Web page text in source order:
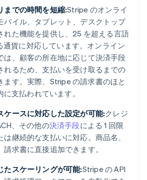
までの時間を短縮:Stripe のオンライ
バイル、タブレット、デスクトップ
れた機能を提供し、25 を超える言語
通貨に対応しています。オンライン
は、顧客の所在地に応じて決済手段
れるため、支払いを受け取るまでの
ます。実際、Stripe の請求書のほと
に支払われています。
ケースに対応した設定が可能:クレジ
、その他の決済手段による 1 回限
は継続的な支払いに対応。商品名、
請求書に直接追加できます。
たスケーリングが可能:Stripe の API
体中文
邦